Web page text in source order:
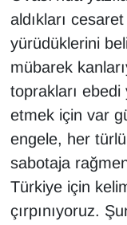
aldıkları
yürüdüklerini
mübarek
toprakları
etmek için var
engele, her
sabotaja
Türkiye için
çırpınıyoruz.